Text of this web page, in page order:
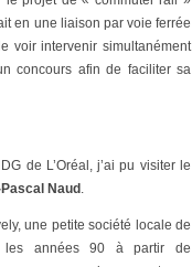
en une liaison par voie ferrée
voir intervenir simultanément
concours afin de faciliter sa
de L’Oréal, j’ai pu visiter le
Naud .
une petite société locale de
les années 90 à partir de